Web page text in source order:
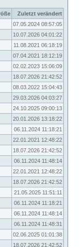
Zuletzt verändert
07.05.2024 08:57:05
10.07.2026 04:01:22
11.08.2021 06:18:19
07.04.2021 18:12:19
02.02.2023 15:06:09
18.07.2026 21:42:52
08.03.2022 15:04:43
29.03.2026 04:03:27
24.10.2025 09:00:13
20.01.2026 13:18:22
06.11.2024 11:18:21
22.01.2021 12:48:22
18.07.2026 21:42:52
06.11.2024 11:48:14
22.01.2021 12:48:22
18.07.2026 21:42:52
21.05.2025 11:51:11
06.11.2024 11:18:21
06.11.2024 11:48:14
06.11.2024 11:48:31
02.06.2025 01:01:38
18.07.2026 21:42:52